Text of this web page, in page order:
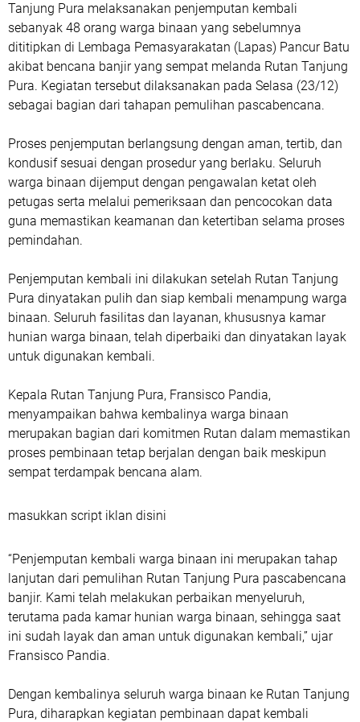
Tanjung Pura melaksanakan penjemputan kembali
sebanyak 48 orang warga binaan yang sebelumnya
dititipkan di Lembaga Pemasyarakatan (Lapas) Pancur Batu
akibat bencana banjir yang sempat melanda Rutan Tanjung
Pura. Kegiatan tersebut dilaksanakan pada Selasa (23/12)
sebagai bagian dari tahapan pemulihan pascabencana.
Proses penjemputan berlangsung dengan aman, tertib, dan
kondusif sesuai dengan prosedur yang berlaku. Seluruh
warga binaan dijemput dengan pengawalan ketat oleh
petugas serta melalui pemeriksaan dan pencocokan data
guna memastikan keamanan dan ketertiban selama proses
pemindahan.
Penjemputan kembali ini dilakukan setelah Rutan Tanjung
Pura dinyatakan pulih dan siap kembali menampung warga
binaan. Seluruh fasilitas dan layanan, khususnya kamar
hunian warga binaan, telah diperbaiki dan dinyatakan layak
untuk digunakan kembali.
Kepala Rutan Tanjung Pura, Fransisco Pandia,
menyampaikan bahwa kembalinya warga binaan
merupakan bagian dari komitmen Rutan dalam memastikan
proses pembinaan tetap berjalan dengan baik meskipun
sempat terdampak bencana alam.
masukkan script iklan disini
“Penjemputan kembali warga binaan ini merupakan tahap
lanjutan dari pemulihan Rutan Tanjung Pura pascabencana
banjir. Kami telah melakukan perbaikan menyeluruh,
terutama pada kamar hunian warga binaan, sehingga saat
ini sudah layak dan aman untuk digunakan kembali,” ujar
Fransisco Pandia.
Dengan kembalinya seluruh warga binaan ke Rutan Tanjung
Pura, diharapkan kegiatan pembinaan dapat kembali